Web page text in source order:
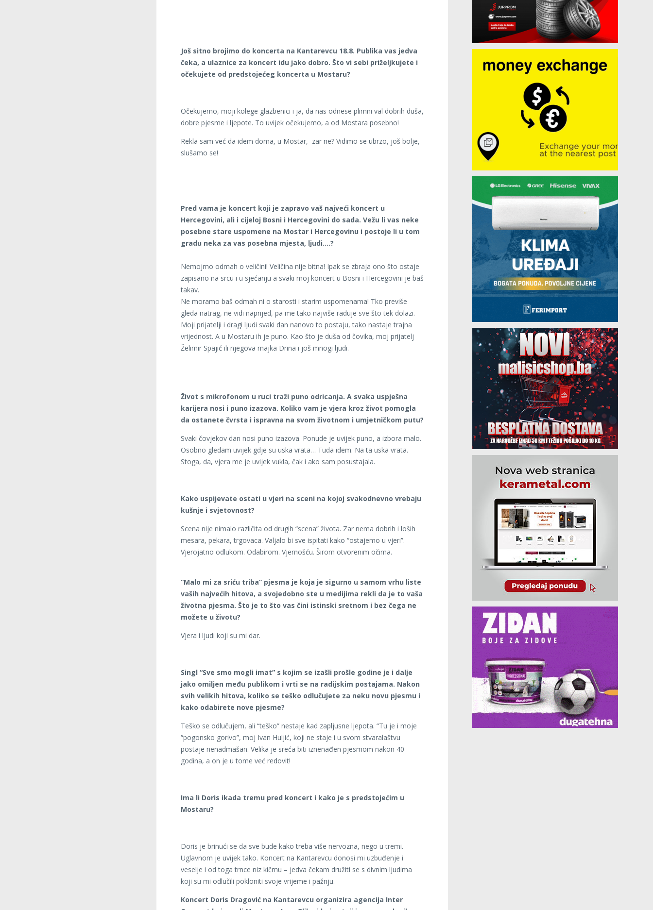
Još sitno brojimo do koncerta na Kantarevcu 18.8. Publika vas jedva
čeka, a ulaznice za koncert idu jako dobro. Što vi sebi priželjkujete i
očekujete od predstojećeg koncerta u Mostaru?
Očekujemo, moji kolege glazbenici i ja, da nas odnese plimni val dobrih duša,
dobre pjesme i ljepote. To uvijek očekujemo, a od Mostara posebno!
Rekla sam već da idem doma, u Mostar, zar ne? Vidimo se ubrzo, još bolje,
slušamo se!
Pred vama je koncert koji je zapravo vaš najveći koncert u
Hercegovini, ali i cijeloj Bosni i Hercegovini do sada. Vežu li vas neke
posebne stare uspomene na Mostar i Hercegovinu i postoje li u tom
gradu neka za vas posebna mjesta, ljudi….?
Nemojmo odmah o veličini! Veličina nije bitna! Ipak se zbraja ono što ostaje
zapisano na srcu i u sjećanju a svaki moj koncert u Bosni i Hercegovini je baš
takav.
Ne moramo baš odmah ni o starosti i starim uspomenama! Tko previše
gleda natrag, ne vidi naprijed, pa me tako najviše raduje sve što tek dolazi.
Moji prijatelji i dragi ljudi svaki dan nanovo to postaju, tako nastaje trajna
vrijednost. A u Mostaru ih je puno. Kao što je duša od čovika, moj prijatelj
Želimir Spajić ili njegova majka Drina i još mnogi ljudi.
Život s mikrofonom u ruci traži puno odricanja. A svaka uspješna
karijera nosi i puno izazova. Koliko vam je vjera kroz život pomogla
da ostanete čvrsta i ispravna na svom životnom i umjetničkom putu?
Svaki čovjekov dan nosi puno izazova. Ponude je uvijek puno, a izbora malo.
Osobno gledam uvijek gdje su uska vrata… Tuda idem. Na ta uska vrata.
Stoga, da, vjera me je uvijek vukla, čak i ako sam posustajala.
Kako uspijevate ostati u vjeri na sceni na kojoj svakodnevno vrebaju
kušnje i svjetovnost?
Scena nije nimalo različita od drugih “scena” života. Zar nema dobrih i loših
mesara, pekara, trgovaca. Valjalo bi sve ispitati kako “ostajemo u vjeri”.
Vjerojatno odlukom. Odabirom. Vjernošću. Širom otvorenim očima.
“Malo mi za sriću triba” pjesma je koja je sigurno u samom vrhu liste
vaših najvećih hitova, a svojedobno ste u medijima rekli da je to vaša
životna pjesma. Što je to što vas čini istinski sretnom i bez čega ne
možete u životu?
Vjera i ljudi koji su mi dar.
Singl “Sve smo mogli imat” s kojim se izašli prošle godine je i dalje
jako omiljen među publikom i vrti se na radijskim postajama. Nakon
svih velikih hitova, koliko se teško odlučujete za neku novu pjesmu i
kako odabirete nove pjesme?
Teško se odlučujem, ali “teško” nestaje kad zapljusne ljepota. “Tu je i moje
“pogonsko gorivo”, moj Ivan Huljić, koji ne staje i u svom stvaralaštvu
postaje nenadmašan. Velika je sreća biti iznenađen pjesmom nakon 40
godina, a on je u tome već redovit!
Ima li Doris ikada tremu pred koncert i kako je s predstojećim u
Mostaru?
Doris je brinući se da sve bude kako treba više nervozna, nego u tremi.
Uglavnom je uvijek tako. Koncert na Kantarevcu donosi mi uzbuđenje i
veselje i od toga trnce niz kičmu – jedva čekam družiti se s divnim ljudima
koji su mi odlučili pokloniti svoje vrijeme i pažnju.
Koncert Doris Dragović na Kantarevcu organizira agencija Inter